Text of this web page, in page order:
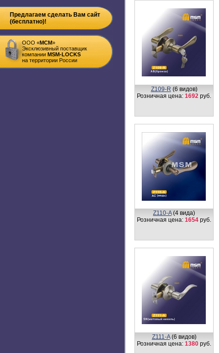
Предлагаем сделать Вам сайт
(бесплатно)!
ООО «MСM»
Эксклюзивный поставщик
компании MSM-LOCKS
на территории России
Z110-A(4 вида)
Z112-R
Z410-A(4 вида)